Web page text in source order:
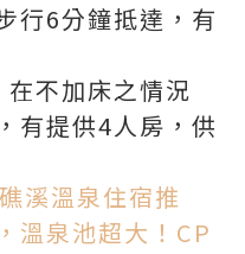
行6分鐘抵達，有
在不加床之情況
有提供4人房，供
礁溪溫泉住宿推
溫泉池超大！CP